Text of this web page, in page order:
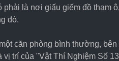
phải là nơi giấu giếm đồ tham
đó.
căn phòng bình thường,
vị trí của "Vật Thí Nghiệm Số